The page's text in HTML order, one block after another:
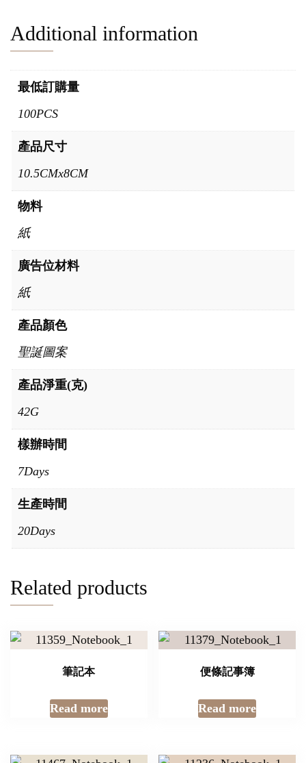
Additional information
最低訂購量
100PCS
產品尺寸
10.5CMx8CM
物料
紙
廣告位材料
紙
產品顏色
聖誕圖案
產品淨重(克)
42G
樣辦時間
7Days
生產時間
20Days
Related products
筆記本
Read more
便條記事簿
Read more